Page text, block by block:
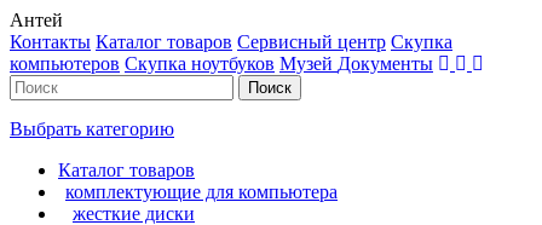
Антей
Контакты Каталог товаров Сервисный центр Cкупка
компьютеров Cкупка ноутбуков Музей Документы
Выбрать категорию
Каталог товаров
комплектующие для компьютера
жесткие диски